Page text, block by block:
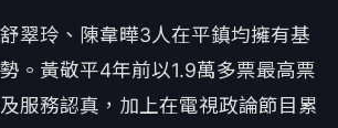
翠玲、陳韋曄3人在平鎮均擁有基
。黃敬平4年前以1.9萬多票最高票
服務認真，加上在電視政論節目累